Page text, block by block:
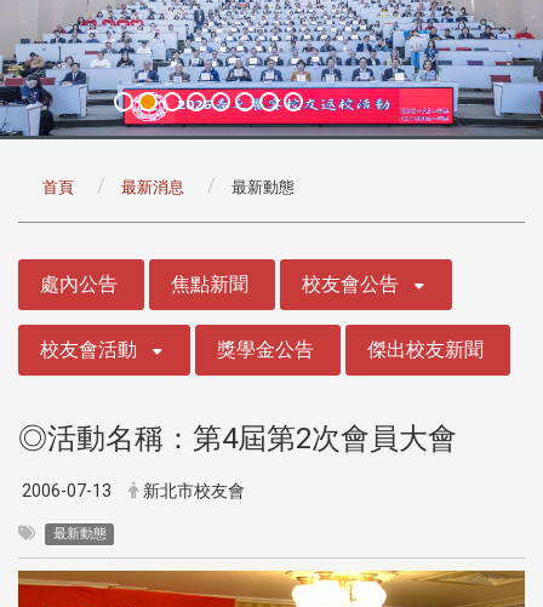
首頁 最新消息 最新動態
處內公告 焦點新聞 校友會公告
校友會活動 獎學金公告 傑出校友新聞
◎活動名稱：第4屆第2次會員大會
2006-07-13 新北市校友會
最新動態